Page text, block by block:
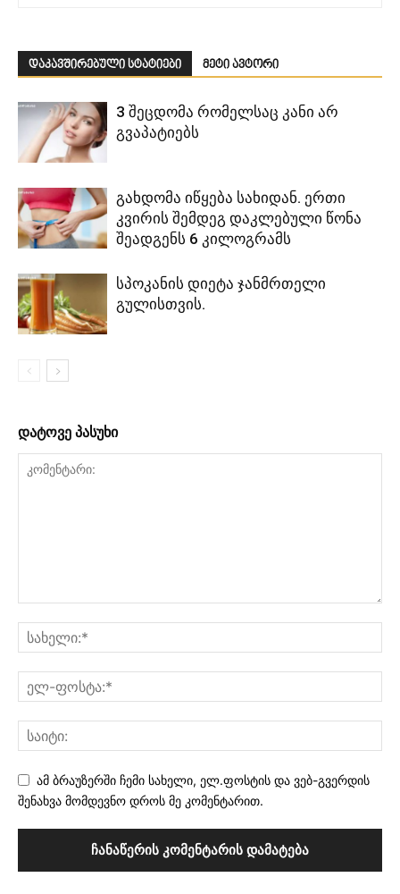
დაკავშირებული სტატიები მეტი ავტორი
3 შეცდომა რომელსაც კანი არ
გვაპატიებს
გახდომა იწყება სახიდან. ერთი
კვირის შემდეგ დაკლებული წონა
შეადგენს 6 კილოგრამს
სპოკანის დიეტა ჯანმრთელი
გულისთვის.
დატოვე პასუხი
ამ ბრაუზერში ჩემი სახელი, ელ.ფოსტის და ვებ-გვერდის
შენახვა მომდევნო დროს მე კომენტარით.